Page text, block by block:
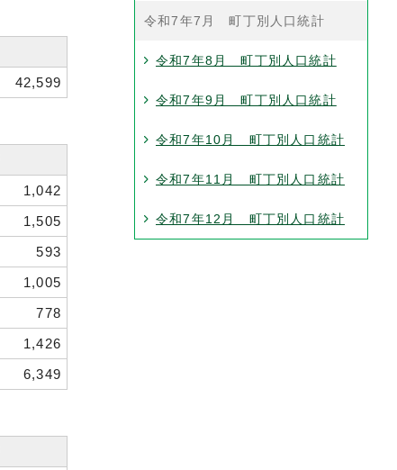
42,599
1,042
1,505
593
1,005
778
1,426
6,349
令和7年7月 町丁別人口統計
令和7年8月 町丁別人口統計
令和7年9月 町丁別人口統計
令和7年10月 町丁別人口統計
令和7年11月 町丁別人口統計
令和7年12月 町丁別人口統計